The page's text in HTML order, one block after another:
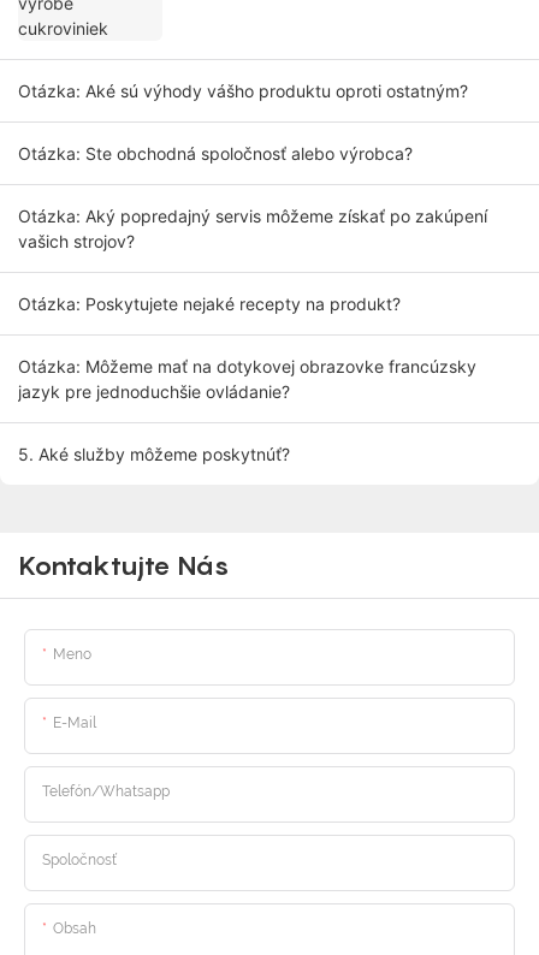
Otázka: Aké sú výhody vášho produktu oproti ostatným?
Otázka: Ste obchodná spoločnosť alebo výrobca?
Otázka: Aký popredajný servis môžeme získať po zakúpení
vašich strojov?
Otázka: Poskytujete nejaké recepty na produkt?
Otázka: Môžeme mať na dotykovej obrazovke francúzsky
jazyk pre jednoduchšie ovládanie?
5. Aké služby môžeme poskytnúť?
Kontaktujte Nás
Meno
E-Mail
Telefón/whatsapp
Spoločnosť
Obsah